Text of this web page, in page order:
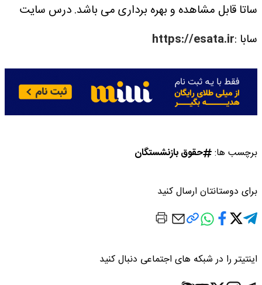
ساتا قابل مشاهده و بهره برداری می باشد.درس سایت
سابا :https://esata.ir
برچسب ها: حقوق بازنشستگان
برای دوستانتان ارسال کنید
اینتیتر را در شبکه های اجتماعی دنبال کنید